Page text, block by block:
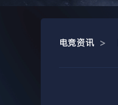
电竞资讯 >